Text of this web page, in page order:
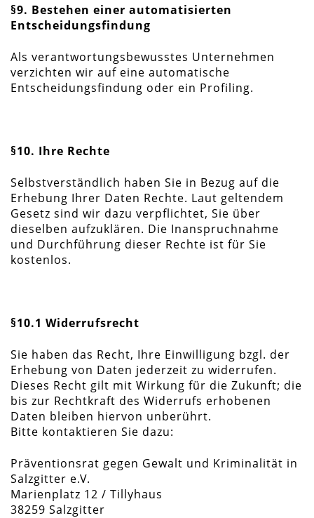
§9. Bestehen einer automatisierten
Entscheidungsfindung
Als verantwortungsbewusstes Unternehmen
verzichten wir auf eine automatische
Entscheidungsfindung oder ein Profiling.
§10. Ihre Rechte
Selbstverständlich haben Sie in Bezug auf die
Erhebung Ihrer Daten Rechte. Laut geltendem
Gesetz sind wir dazu verpflichtet, Sie über
dieselben aufzuklären. Die Inanspruchnahme
und Durchführung dieser Rechte ist für Sie
kostenlos.
§10.1 Widerrufsrecht
Sie haben das Recht, Ihre Einwilligung bzgl. der
Erhebung von Daten jederzeit zu widerrufen.
Dieses Recht gilt mit Wirkung für die Zukunft; die
bis zur Rechtkraft des Widerrufs erhobenen
Daten bleiben hiervon unberührt.
Bitte kontaktieren Sie dazu:
Präventionsrat gegen Gewalt und Kriminalität in
Salzgitter e.V.
Marienplatz 12 / Tillyhaus
38259 Salzgitter